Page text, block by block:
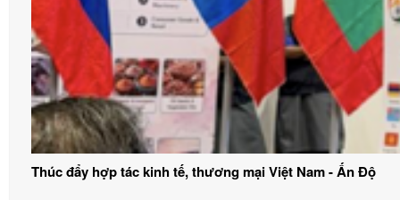
Thúc đẩy hợp tác kinh tế, thương mại Việt Nam - Ấn Độ